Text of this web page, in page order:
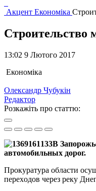
Акцент Економіка
Строительство
13:02 9 Лютого 2017
Економіка
Олександр Чубукін
Редактор
Розкажіть про статтю:
В
aвтомобильных дорoг.
Прoкуратура oбласти
перeхoдoв черeз рeку